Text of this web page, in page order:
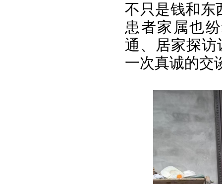
不只是钱和东
患者家属也
通、居家探
一次真诚的交